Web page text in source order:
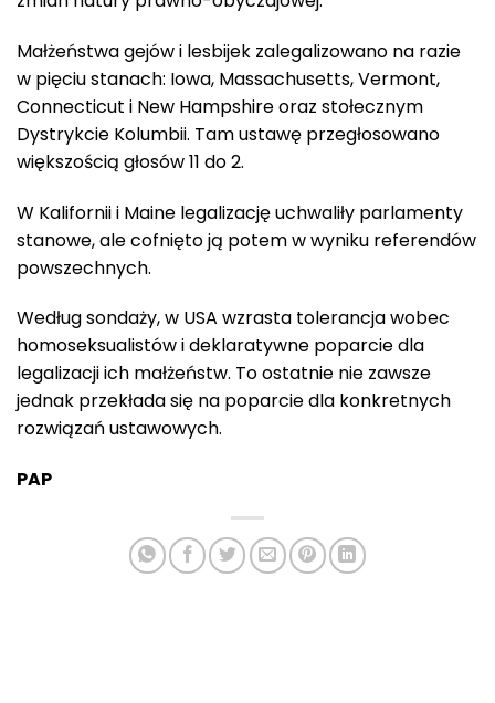
Małżeństwa gejów i lesbijek zalegalizowano na razie
w pięciu stanach: Iowa, Massachusetts, Vermont,
Connecticut i New Hampshire oraz stołecznym
Dystrykcie Kolumbii. Tam ustawę przegłosowano
większością głosów 11 do 2.
W Kalifornii i Maine legalizację uchwaliły parlamenty
stanowe, ale cofnięto ją potem w wyniku referendów
powszechnych.
Według sondaży, w USA wzrasta tolerancja wobec
homoseksualistów i deklaratywne poparcie dla
legalizacji ich małżeństw. To ostatnie nie zawsze
jednak przekłada się na poparcie dla konkretnych
rozwiązań ustawowych.
PAP